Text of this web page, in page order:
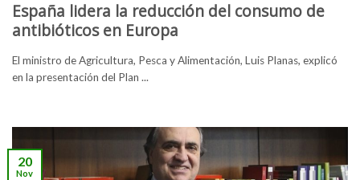
España lidera la reducción del consumo de
antibióticos en Europa
El ministro de Agricultura, Pesca y Alimentación, Luis Planas, explicó
en la presentación del Plan ...
20
Nov